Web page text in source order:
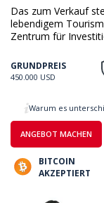
Das zum Verkauf
lebendigem
Zentrum für
GRUNDPREIS
450.000 USD
ANGEBOT MACHEN
Warum es
BITCOIN
AKZEPTIERT